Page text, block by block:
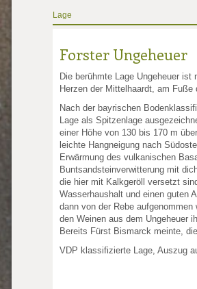
Lage
Forster Ungeheuer
Die berühmte Lage Ungeheuer
Herzen der Mittelhaardt, am Fuße
Nach der bayrischen
Lage als Spitzenlage
einer Höhe von 130 bis 170 m
leichte Hangneigung nach
Erwärmung des vulkanischen
Buntsandsteinverwitterung mit
die hier mit Kalkgeröll versetzt
Wasserhaushalt und einen guten
dann von der Rebe
den Weinen aus dem Ungeheuer
Bereits Fürst Bismarck meinte,
VDP klassifizierte Lage, Auszug